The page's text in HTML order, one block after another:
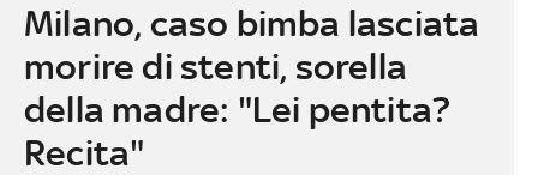
Milano, caso bimba lasciata
morire di stenti, sorella
della madre: "Lei pentita?
Recita"